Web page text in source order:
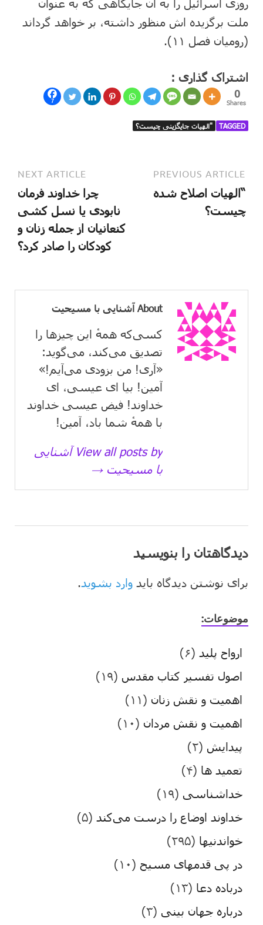
روزی اسرائیل را به آن جایگاهی که به عنوان
ملت برگزیده اش منظور داشته، بر خواهد گرداند
(رومیان فصل ۱۱).
اشتراک گذاری :
7
0
Shares
TAGGED "الهیات جایگزینی چیست؟
PREVIOUS ARTICLE
“الهیات اصلاح شده
چیست؟
NEXT ARTICLE
چرا خداوند فرمان
نابودى یا نسل کشى
کنعانیان از جمله زنان و
کودکان را صادر کرد؟
About آشنایی با مسیحیت
کسی‌که همهٔ این چیزها را
تصدیق می‌كند، می‌گوید:
«آری! من بزودی می‌آیم!»
آمین! بیا ای عیسی، ای
خداوند! فیض عیسی خداوند
با همهٔ شما باد، آمین!
View all posts by آشنایی
با مسیحیت →
دیدگاهتان را بنویسید
برای نوشتن دیدگاه باید وارد بشوید.
موضوعات:
ارواح پلید (۶)
اصول تفسیر کتاب مقدس (۱۹)
اهمیت و نقش زنان (۱۱)
اهمیت و نقش مردان (۱۰)
پیدایش (۲)
تعمید ها (۴)
خداشناسی (۱۹)
خداوند اوضاع را درست می‌کند (۵)
خواندنیها (۲۹۵)
در پی قدمهای مسیح (۱۰)
درباده دعا (۱۳)
درباره جهان بینی (۳)